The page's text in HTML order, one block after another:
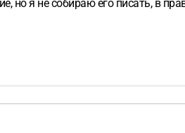
но я не собираю его писать, в